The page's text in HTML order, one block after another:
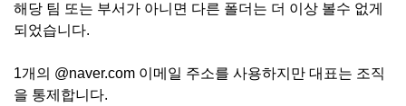
해당 팀 또는 부서가 아니면 다른 폴더는 더 이상 볼수 없게
되었습니다.
1개의 @naver.com 이메일 주소를 사용하지만 대표는 조직
을 통제합니다.